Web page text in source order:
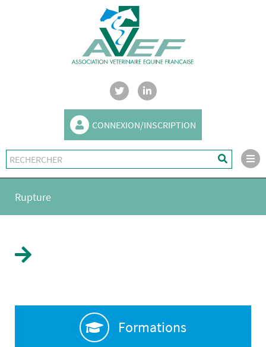
CONNEXION/INSCRIPTION
Rupture
Formations